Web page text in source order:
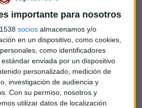
importante para nosotros
socios almacenamos y/o
en un dispositivo, como cookies,
como identificadores
enviada por un dispositivo
personalizado, medición de
investigación de audiencia y
Con su permiso, nosotros y
utilizar datos de localización
para mantener, según comentó el
“ecologista y comprometido con la
impuesto supondrían una
el litro, y traducido al bolsillo de los
un total de 3,3 € más al mes
que realice 15000 kms al año).
Diesel supondrá una
el litro